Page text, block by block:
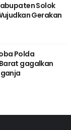
Solok
Gerakan
Polda
gagalkan